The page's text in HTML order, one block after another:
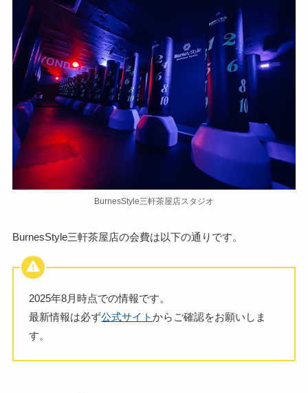
BurnesStyle三軒茶屋店スタジオ
BurnesStyle三軒茶屋店の会費は以下の通りです。
2025年8月時点での情報です。
最新情報は必ず公式サイトからご確認をお願いしま
す。